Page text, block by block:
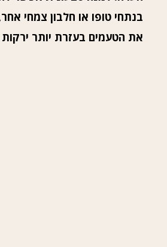
בנתחי טופו או חלבון צמחי אחר,
את הטעמים בעזרת יותר ירקות